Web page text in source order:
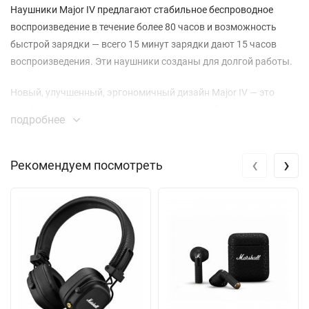
Наушники Major IV предлагают стабильное беспроводное
воспроизведение в течение более 80 часов и возможность
быстрой зарядки — всего 15 минут зарядки дают 15 часов
воспроизведения. Эти наушники созданы для долгой работы.
Новый, улучшенный, эргономичный дизайн Major IV — это
воспроизведения будет таким же комфортным, как и первый.
Наушники Major IV — это фирменный звук Marshall, которого
громкие низкие, ровные средние и восхитительные высокие
частоты, создающие насыщенный, бесподобный звук,
который не захочется выключать.
С помощью многофункциональной кнопки управления можно
воспроизводить, ставить на паузу, переключать и
подробнее
Рекомендуем посмотреть ‹ ›